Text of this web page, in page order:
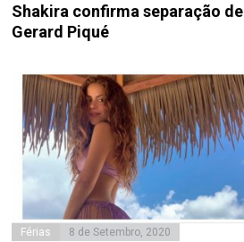
Shakira confirma separação de
Gerard Piqué
Férias 8 de Setembro, 2020